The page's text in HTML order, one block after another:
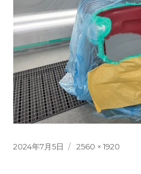
投
2024年7月5日
フ
2560 × 1920